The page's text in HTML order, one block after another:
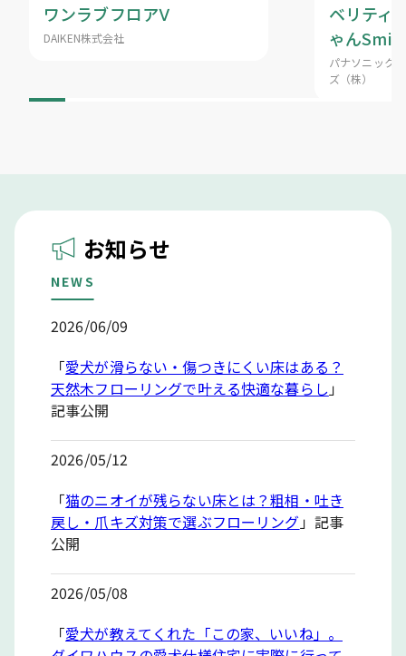
ワンラブフロアⅤ
DAIKEN株式会社
ベリティ
ゃん
パナソニック
ズ（株）
お知らせ
NEWS
2026/06/09
「愛犬が滑らない・傷つきにくい床はある？
天然木フローリングで叶える快適な暮らし」
記事公開
2026/05/12
「猫のニオイが残らない床とは？粗相・吐き
戻し・爪キズ対策で選ぶフローリング」記事
公開
2026/05/08
「愛犬が教えてくれた「この家、いいね」。